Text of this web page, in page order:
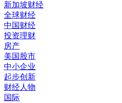
新加坡财经
全球财经
中国财经
投资理财
房产
美国股市
中小企业
起步创新
财经人物
国际